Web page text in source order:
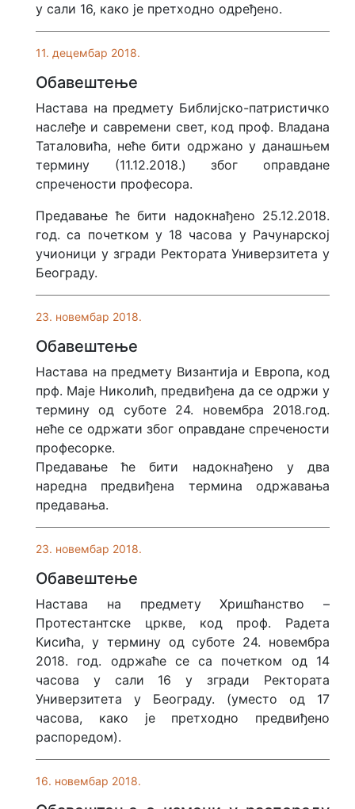
у сали 16, како је претходно одређено.
11. децембар 2018.
Обавештење
Настава на предмету Библијско-патристичко
наслеђе и савремени свет, код проф. Владана
Таталовића, неће бити одржано у данашњем
термину (11.12.2018.) због оправдане
спречености професора.
Предавање ће бити надокнађено 25.12.2018.
год. са почетком у 18 часова у Рачунарској
учионици у згради Ректората Универзитета у
Београду.
23. новембар 2018.
Обавештење
Настава на предмету Византија и Европа, код
прф. Маје Николић, предвиђена да се одржи у
термину од суботе 24. новембра 2018.год.
неће се одржати због оправдане спречености
професорке.
Предавање ће бити надокнађено у два
наредна предвиђена термина одржавања
предавања.
23. новембар 2018.
Обавештење
Настава на предмету Хришћанство –
Протестантске цркве, код проф. Радета
Кисића, у термину од суботе 24. новембра
2018. год. одржаће се са почетком од 14
часова у сали 16 у згради Ректората
Универзитета у Београду. (уместо од 17
часова, како је претходно предвиђено
распоредом).
16. новембар 2018.